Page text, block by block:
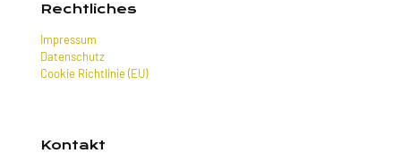
Rechtliches
Impressum
Datenschutz
Cookie Richtlinie (EU)
Kontakt